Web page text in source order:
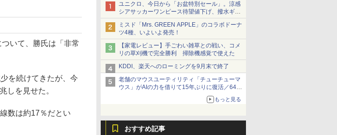
ユニクロ、今日から「お盆特別セール」。涼感
シアサッカーワンピース待望値下げ、撥水ギア
ショーツは1990円に
ミスド「Mrs. GREEN APPLE」のコラボドーナ
ツ4種、いよいよ発売！
【家電レビュー】手ごわい雑草との戦い、コメ
リの草刈機で完全勝利 掃除機感覚で使えた
KDDI、楽天へのローミングを9月末で終了
老舗のマウスユーティリティ「チューチューマ
ウス」がAIの力を借りて15年ぶりに復活／64bit
化、Windows 10/11、「Chrome」も走り回
る。復活記念で2026年末まで500円
もっと見る
おすすめ記事
いて、勝氏は「非常
を続けてきたが、今
しを見せた。
数は約17％だとい